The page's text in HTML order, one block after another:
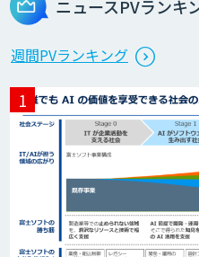
ニュースPVランキ
週間PVランキング